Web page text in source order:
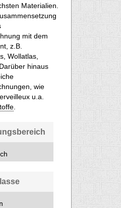
Materialien.
mit dem
z.B.
Wollatlas,
hinaus
wie
u.a.